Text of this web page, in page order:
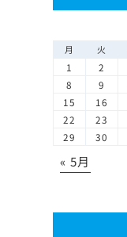
月 火
1 2
8
9
15
16
22
23
29
30
« 5月